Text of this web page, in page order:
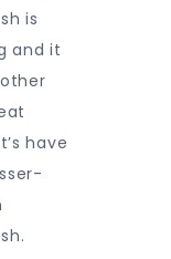
is
and it
have